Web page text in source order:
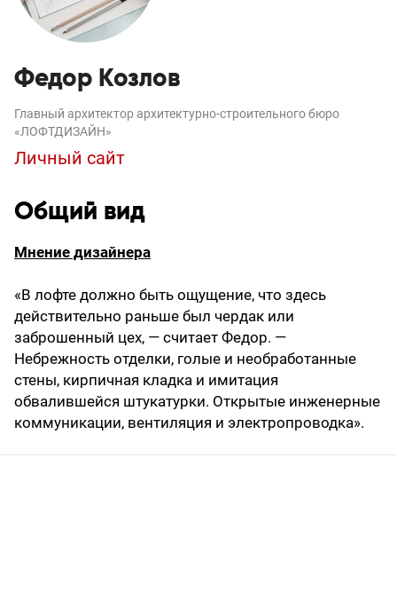
Федор Козлов
Главный архитектор архитектурно-строительного бюро
«ЛОФТДИЗАЙН»
Личный сайт
Общий вид
Мнение дизайнера
«В лофте должно быть ощущение, что здесь
действительно раньше был чердак или
заброшенный цех, — считает Федор. —
Небрежность отделки, голые и необработанные
стены, кирпичная кладка и имитация
обвалившейся штукатурки. Открытые инженерные
коммуникации, вентиляция и электропроводка».